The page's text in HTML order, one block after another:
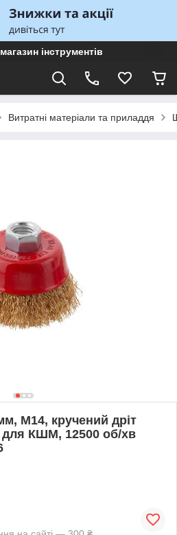
інструментів
Витратні матеріали та приладдя
M14, кручений дріт
для КШМ, 12500 об/хв